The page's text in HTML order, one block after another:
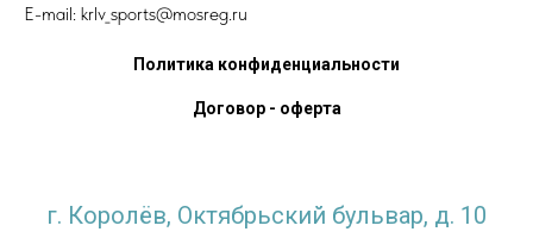
E-mail: krlv_sports@mosreg.ru
Политика конфиденциальности
Договор - оферта
г. Королёв, Октябрьский бульвар, д. 10